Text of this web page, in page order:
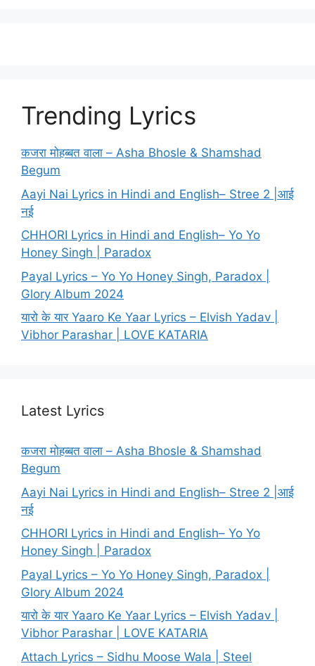
Trending Lyrics
कजरा मोहब्बत वाला – Asha Bhosle & Shamshad
Begum
Aayi Nai Lyrics in Hindi and English– Stree 2 |आई
नई
CHHORI Lyrics in Hindi and English– Yo Yo
Honey Singh | Paradox
Payal Lyrics – Yo Yo Honey Singh, Paradox |
Glory Album 2024
यारो के यार Yaaro Ke Yaar Lyrics – Elvish Yadav |
Vibhor Parashar | LOVE KATARIA
Latest Lyrics
कजरा मोहब्बत वाला – Asha Bhosle & Shamshad
Begum
Aayi Nai Lyrics in Hindi and English– Stree 2 |आई
नई
CHHORI Lyrics in Hindi and English– Yo Yo
Honey Singh | Paradox
Payal Lyrics – Yo Yo Honey Singh, Paradox |
Glory Album 2024
यारो के यार Yaaro Ke Yaar Lyrics – Elvish Yadav |
Vibhor Parashar | LOVE KATARIA
Attach Lyrics – Sidhu Moose Wala | Steel